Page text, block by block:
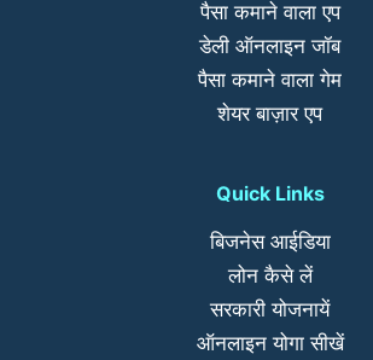
पैसा कमाने वाला एप
डेली ऑनलाइन जॉब
पैसा कमाने वाला गेम
शेयर बाज़ार एप
Quick Links
बिजनेस आईडिया
लोन कैसे लें
सरकारी योजनायें
ऑनलाइन योगा सीखें